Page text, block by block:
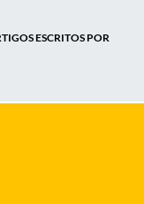
ESCRITOS POR